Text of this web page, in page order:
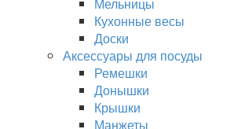
Кухонные весы
Доски
Аксессуары для посуды
Ремешки
Донышки
Крышки
Манжеты